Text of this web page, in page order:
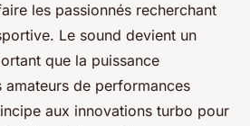
les passionnés recherchant
Le sound devient un
que la puissance
amateurs de performances
aux innovations turbo pour